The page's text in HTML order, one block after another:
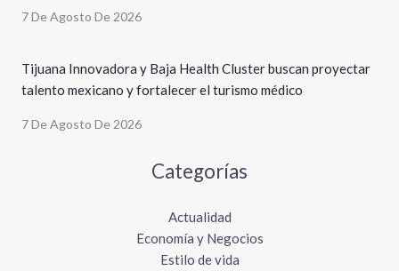
7 De Agosto De 2026
Tijuana Innovadora y Baja Health Cluster buscan proyectar
talento mexicano y fortalecer el turismo médico
7 De Agosto De 2026
Categorías
Actualidad
Economía y Negocios
Estilo de vida